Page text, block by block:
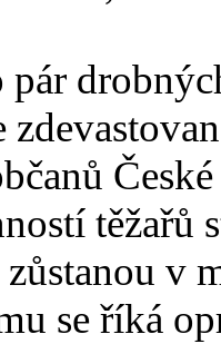
těžařů
v
se říká